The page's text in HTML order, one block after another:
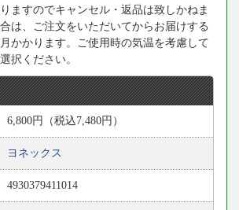
ますのでキャンセル・返品は致しかねま
は、ご注文をいただいてからお届けする
かかります。ご使用時の気温を考慮して
択ください。
6,800円（税込7,480円）
ヨネックス
4930379411014